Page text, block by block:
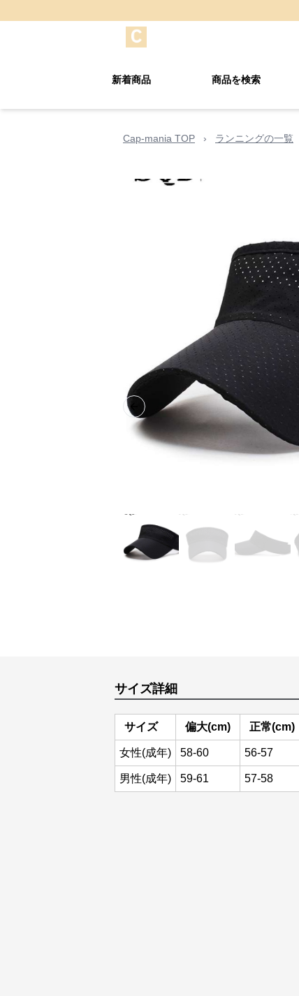
新着商品 商品を検索
Cap-mania TOP › ランニングの一覧
Previous slide
サイズ詳細
サイズ 偏大(cm) 正常(cm)
女性(成年) 58-60 56-57
男性(成年) 59-61 57-58